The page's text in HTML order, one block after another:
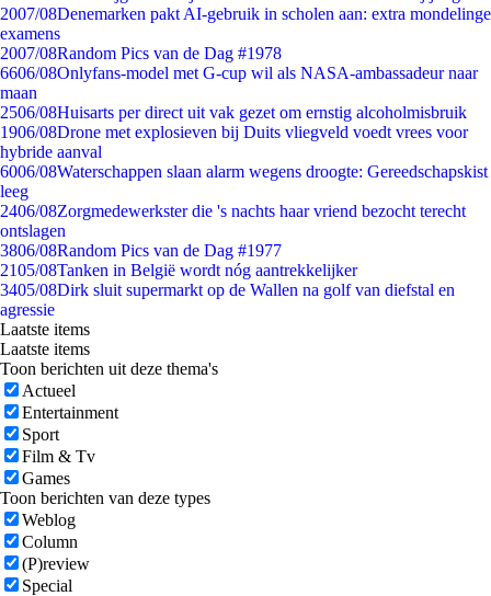
2007/08Denemarken pakt AI-gebruik in scholen aan: extra mondelinge
examens
2007/08Random Pics van de Dag #1978
6606/08Onlyfans-model met G-cup wil als NASA-ambassadeur naar
maan
2506/08Huisarts per direct uit vak gezet om ernstig alcoholmisbruik
1906/08Drone met explosieven bij Duits vliegveld voedt vrees voor
hybride aanval
6006/08Waterschappen slaan alarm wegens droogte: Gereedschapskist
leeg
2406/08Zorgmedewerkster die 's nachts haar vriend bezocht terecht
ontslagen
3806/08Random Pics van de Dag #1977
2105/08Tanken in België wordt nóg aantrekkelijker
3405/08Dirk sluit supermarkt op de Wallen na golf van diefstal en
agressie
Laatste items
Laatste items
Toon berichten uit deze thema's
Actueel
Entertainment
Sport
Film & Tv
Games
Toon berichten van deze types
Weblog
Column
(P)review
Special